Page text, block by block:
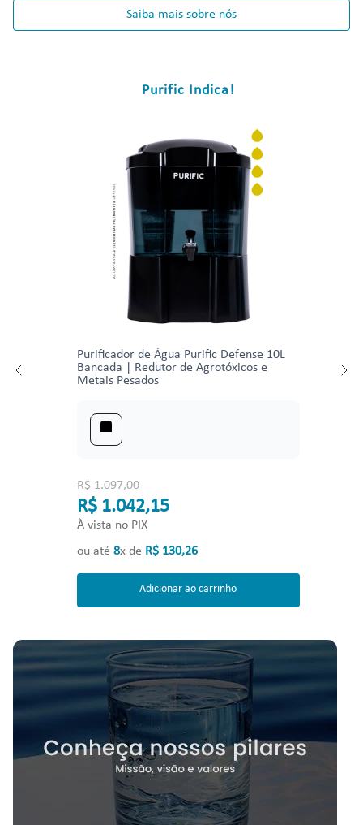
Saiba mais sobre nós
Purific Indica!
Purificador de Água Purific Defense 10L
Bancada | Redutor de Agrotóxicos e
Metais Pesados
R$ 1.097,00
R$ 1.042,15
À vista no PIX
ou até 8x de R$ 130,26
Adicionar ao carrinho